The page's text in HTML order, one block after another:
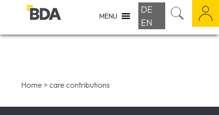
MENU
DE
EN
Home > care contributions